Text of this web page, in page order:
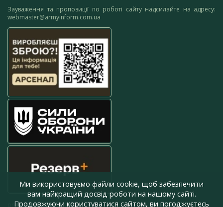
Зауваження та пропозиції по роботі сайту надсилайте на адресу:
webmaster@armyinform.com.ua
press@armyinform.com.ua
Ми використовуємо файли cookie, щоб забезпечити
вам найкращий досвід роботи на нашому сайті.
Продовжуючи користуватися сайтом, ви погоджуєтесь